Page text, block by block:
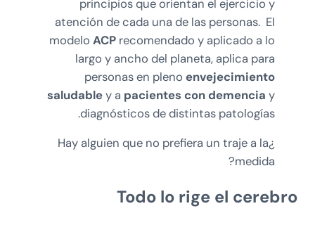
principios que orientan el ejercicio y
atención de cada una de las personas. El
modeloACP recomendado y aplicado a lo
largo y ancho del planeta, aplica para
personas en pleno envejecimiento
saludabley a pacientes con demenciay
diagnósticos de distintas patologías.
¿Hay alguien que no prefiera un traje a la
medida?
Todo lo rige el cerebro